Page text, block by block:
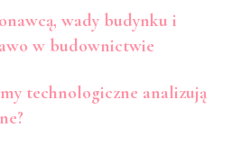
wady budynku i
w budownictwie
technologiczne analizują